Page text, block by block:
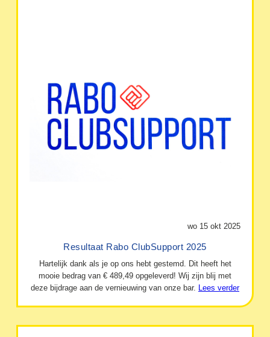
wo 15 okt 2025
Resultaat Rabo ClubSupport 2025
Hartelijk dank als je op ons hebt gestemd. Dit heeft het
mooie bedrag van € 489,49 opgeleverd! Wij zijn blij met
deze bijdrage aan de vernieuwing van onze bar. Lees verder